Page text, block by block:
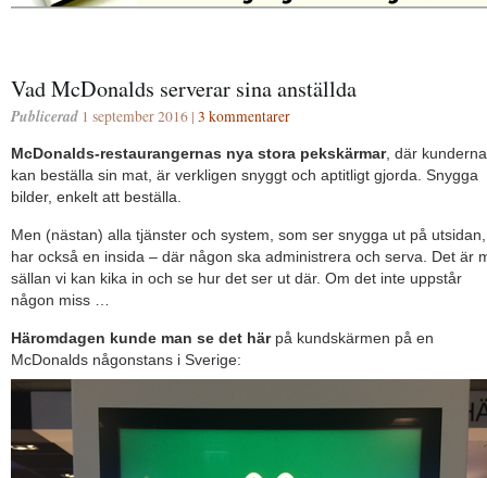
Vad McDonalds serverar sina anställda
Publicerad 1 september 2016 | 3 kommentarer
McDonalds-restaurangernas nya stora pekskärmar, där kunderna
kan beställa sin mat, är verkligen snyggt och aptitligt gjorda. Snygga
bilder, enkelt att beställa.
Men (nästan) alla tjänster och system, som ser snygga ut på utsidan,
har också en insida – där någon ska administrera och serva. Det är
sällan vi kan kika in och se hur det ser ut där. Om det inte uppstår
någon miss …
Häromdagen kunde man se det härpå kundskärmen på en
McDonalds någonstans i Sverige: